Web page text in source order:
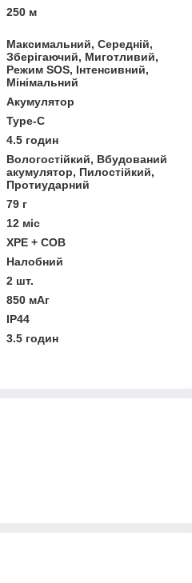
250 м
Максимальний, Середній,
Зберігаючий, Миготливий,
Режим SOS, Інтенсивний,
Мінімальний
Акумулятор
Type-C
4.5 годин
Вологостійкий, Вбудований
акумулятор, Пилостійкий,
Протиударний
79 г
12 міс
XPE + COB
Налобний
2 шт.
850 мАг
IP44
3.5 годин